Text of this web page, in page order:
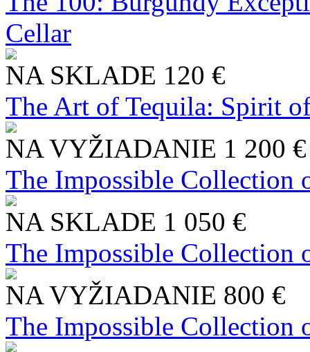
Cellar
NA SKLADE 120 €
The Art of Tequila: Spirit
NA VYŽIADANIE 1 200 €
The Impossible Collection
NA SKLADE 1 050 €
The Impossible Collection
NA VYŽIADANIE 800 €
The Impossible Collection